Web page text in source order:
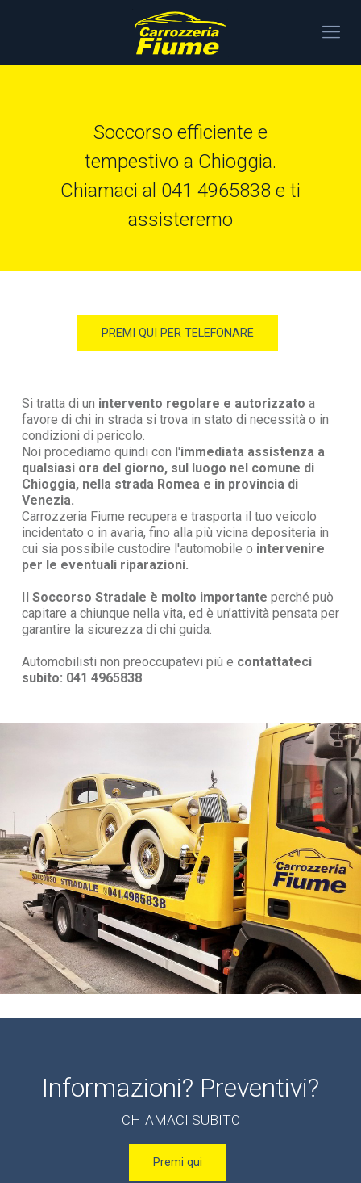
Soccorso efficiente e
tempestivo a Chioggia.
Chiamaci al 041 4965838 e ti
assisteremo
PREMI QUI PER TELEFONARE
Si tratta di un intervento regolare e autorizzato a
favore di chi in strada si trova in stato di necessità o in
condizioni di pericolo.
Noi procediamo quindi con l'immediata assistenza a
qualsiasi ora del giorno, sul luogo nel comune di
Chioggia, nella strada Romea e in provincia di
Venezia.
Carrozzeria Fiume recupera e trasporta il tuo veicolo
incidentato o in avaria, fino alla più vicina depositeria in
cui sia possibile custodire l'automobile o intervenire
per le eventuali riparazioni.
Il Soccorso Stradale è molto importante perché può
capitare a chiunque nella vita, ed è un’attività pensata per
garantire la sicurezza di chi guida.
Automobilisti non preoccupatevi più e contattateci
subito: 041 4965838
Informazioni? Preventivi?
CHIAMACI SUBITO
Premi qui